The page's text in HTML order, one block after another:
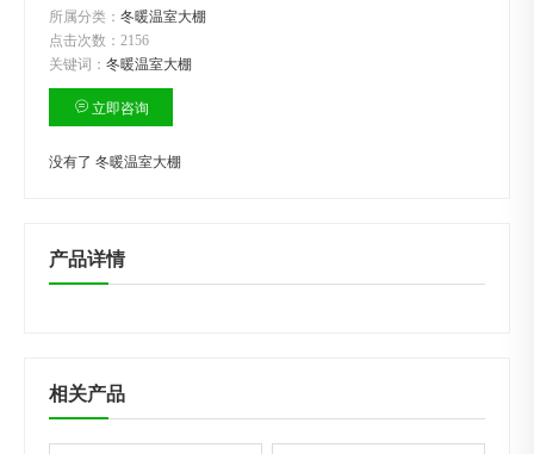
所属分类： 冬暖温室大棚
点击次数： 2156
关键词： 冬暖温室大棚
立即咨询
没有了 冬暖温室大棚
产品详情
相关产品